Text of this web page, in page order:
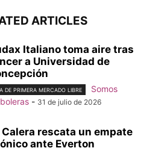
ARTICLES
Italiano toma aire tras
a Universidad de
DE PRIMERA MERCADO LIBRE
Somos
- 31 de julio de 2026
Calera rescata un empate
ante Everton